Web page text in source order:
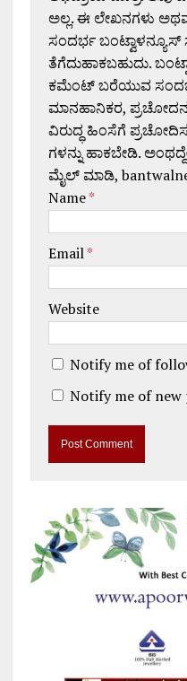
ಅಲ್ಲ. ಈ ಲೇಖನಗಳು
ಸಂದರ್ಭ
ತೆಗೆದುಹಾಕಬಹುದು.
ಕಮೆಂಟ್ ಬರೆಯುವ
ಮಾನಹಾನಿಕರ,
ವಿರುದ್ಧ ಹಿಂಸೆಗೆ
ಗಳನ್ನು ಹಾಕಬೇಡಿ.
ಮೈಲ್ ಮಾಡಿ,
Name*
Email*
Website
Notify me of
Notify me of new
t
e
r